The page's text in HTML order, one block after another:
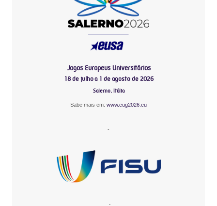
Jogos Europeus Universitários
18 de julho a 1 de agosto de 2026
Salerno, Itália
Sabe mais em: www.eug2026.eu
-
-